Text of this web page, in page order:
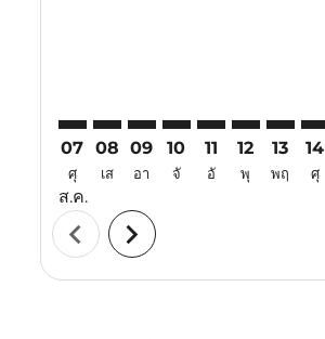
07
ศุ
ส.ค.
08
เส
09
อา
10
จั
11
อั
12
พุ
13
พฤ
14
ศุ
chevron_left chevron_right